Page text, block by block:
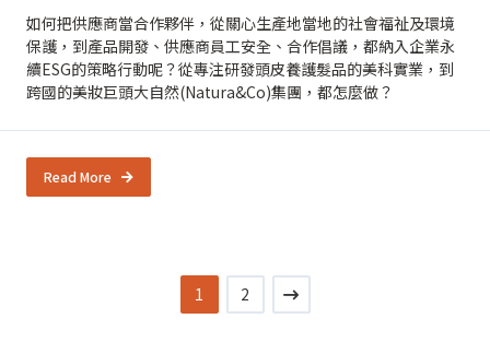
如何把供應商當合作夥伴，從關心生產地當地的社會福祉及環境
保護，到產品開發、供應商員工安全、合作倡議，都納入企業永
續ESG的策略行動呢？從專注研發頭皮養護髮品的美科實業，到
跨國的美妝巨頭大自然(Natura&Co)集團，都怎麼做？
Read More
1 2